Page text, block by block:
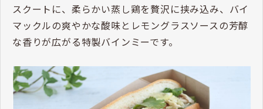
スクートに、柔らかい蒸し鶏を贅沢に挟み込み、バイ
マックルの爽やかな酸味とレモングラスソースの芳醇
な香りが広がる特製バインミーです。